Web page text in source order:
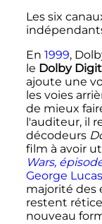
Les six
En 1999,
le Dolby
ajoute une
les voies
de mieux
l'auditeur, il
décodeurs
film à avoir
Wars,
George Lucas
majorité des
restent
nouveau